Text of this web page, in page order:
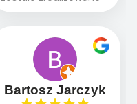
fachowo, rzetelnie i
oczekiwaniami. Prace
przebiegały sprawnie
dzięki temu,że firma
działa kompleksowo :
ogrodnictwo,nawodnienie,
Bartosz Jarczyk